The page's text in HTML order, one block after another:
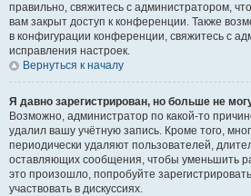
правильно, свяжитесь с администратором,
вам закрыт доступ к конференции. Также
в конфигурации конференции, свяжитесь с
исправления настроек.
Вернуться к началу
Я давно зарегистрирован, но больше не
Возможно, администратор по какой-то
удалил вашу учётную запись. Кроме того,
периодически удаляют пользователей,
оставляющих сообщения, чтобы уменьшить
это произошло, попробуйте
участвовать в дискуссиях.